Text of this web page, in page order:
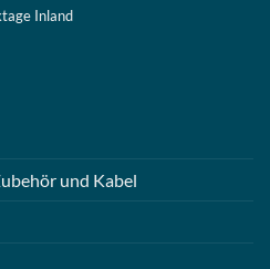
Inland
und Kabel